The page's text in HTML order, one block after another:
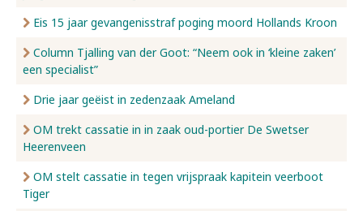
Contact
Eis 15 jaar gevangenisstraf poging moord Hollands Kroon
Column Tjalling van der Goot: “Neem ook in ‘kleine zaken’
een specialist”
Drie jaar geëist in zedenzaak Ameland
OM trekt cassatie in in zaak oud-portier De Swetser
Heerenveen
OM stelt cassatie in tegen vrijspraak kapitein veerboot
Tiger